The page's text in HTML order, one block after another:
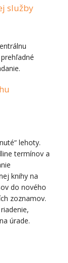
služby
lehoty.
termínov a
knihy na
do nového
zoznamov.
úrade.